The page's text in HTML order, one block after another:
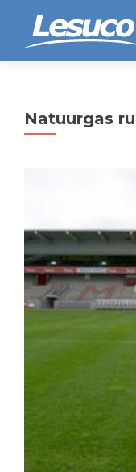
Natuurgas